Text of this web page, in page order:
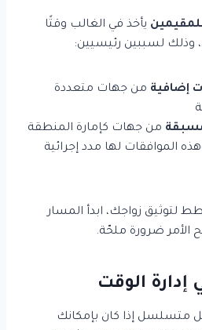
يأخذ في الغالب وقتًا
وذلك لسببين رئيسيين:
إضافية من جهات متعددة
من جهات كإمارة المنطقة
الموافقات لها مدد إجرائية
لتوثيق زواجك، ابدأ المسار
الأمر ضرورة ملحّة.
الوقت
متسلسل إذا كان بإمكانك